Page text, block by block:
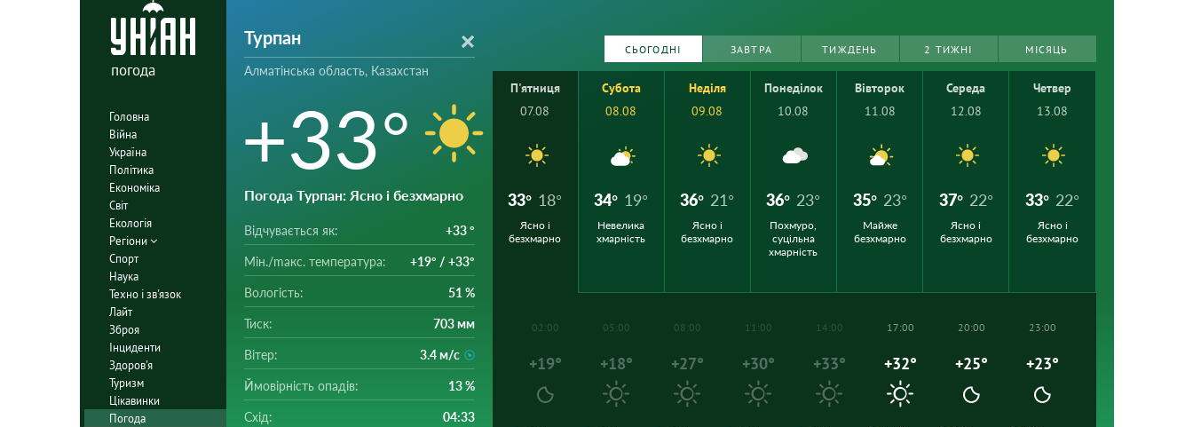
погода
Головна
Війна
Україна
Політика
Економіка
Світ
Екологія
Регіони
Спорт
Наука
Техно і зв'язок
Лайт
Зброя
Інциденти
Здоров'я
Туризм
Цікавинки
Погода
Турпан
Алматінська область, Казахстан
+33°
Погода Турпан: Ясно і безхмарно
Відчувається як: +33 °
Мін./mакс. температура: +19° / +33°
Вологість: 51 %
Тиск: 703 мм
Вітер: 3.4 м/с
Ймовірність опадів: 13 %
Схід: 04:33
СЬОГОДНІ ЗАВТРА ТИЖДЕНЬ 2 ТИЖНІ МІСЯЦЬ
П'ятниця
07.08
33° 18°
Ясно і
безхмарно
Субота
08.08
34° 19°
Невелика
хмарність
Неділя
09.08
36° 21°
Ясно і
безхмарно
Понеділок
10.08
36° 23°
Похмуро,
суцільна
хмарність
Вівторок
11.08
35° 23°
Майже
безхмарно
Середа
12.08
37° 22°
Ясно і
безхмарно
Четвер
13.08
33° 22°
Ясно і
безхмарно
02:00
+19°
05:00
+18°
08:00
+27°
11:00
+30°
14:00
+33°
17:00
+32°
20:00
+25°
23:00
+23°